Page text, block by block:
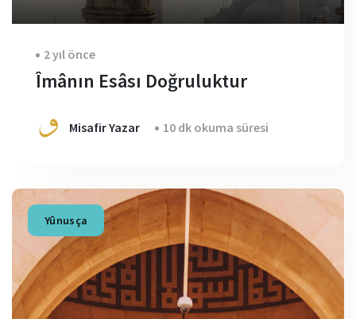
2 yıl önce
Îmânın Esâsı Doğruluktur
Misafir Yazar 10 dk okuma süresi
Yûnusça